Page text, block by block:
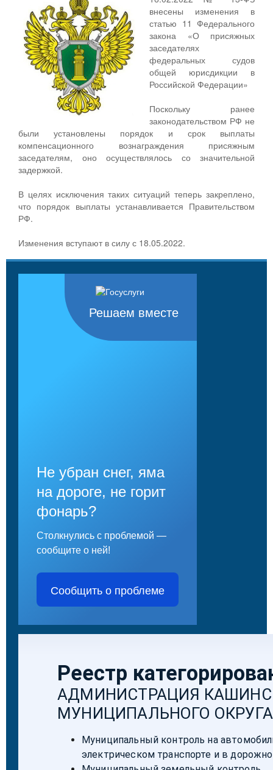
внесены изменения в
статью 11 Федерального
закона «О присяжных
заседателях
федеральных судов
общей юрисдикции в
Российской Федерации»
Поскольку ранее
законодательством РФ не
были установлены порядок и срок выплаты
компенсационного вознаграждения присяжным
заседателям, оно осуществлялось со значительной
задержкой.
В целях исключения таких ситуаций теперь закреплено,
что порядок выплаты устанавливается Правительством
РФ.
Изменения вступают в силу с 18.05.2022.
Решаем вместе
Не убран снег, яма
на дороге, не горит
фонарь?
Столкнулись с проблемой —
сообщите о ней!
Сообщить о проблеме